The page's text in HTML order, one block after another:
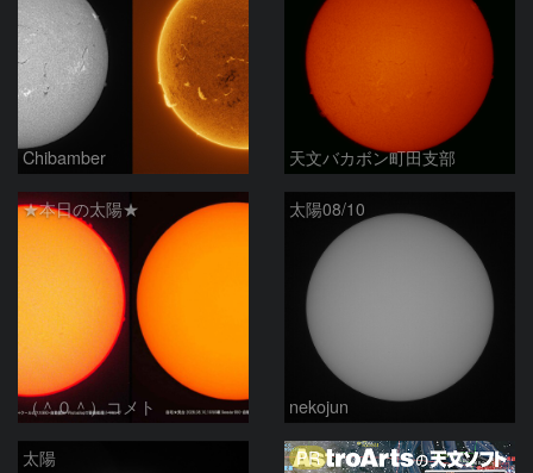
Chibamber 天文バカボン町田支部
★本日の太陽★
（＾０＾）コメト
太陽08/10
nekojun
太陽 PR